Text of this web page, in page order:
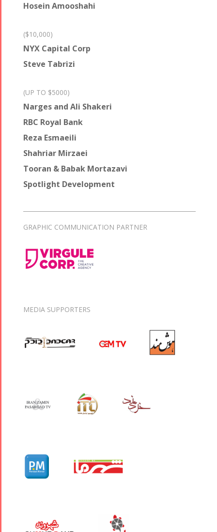
Hosein Amooshahi
($10,000)
NYX Capital Corp
Steve Tabrizi
(UP TO $5000)
Narges and Ali Shakeri
RBC Royal Bank
Reza Esmaeili
Shahriar Mirzaei
Tooran & Babak Mortazavi
Spotlight Development
GRAPHIC COMMUNICATION PARTNER
MEDIA SUPPORTERS